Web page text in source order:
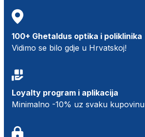
100+ Ghetaldus optika i poliklinika
Vidimo se bilo gdje u Hrvatskoj!
Loyalty program i aplikacija
Minimalno -10% uz svaku kupovinu